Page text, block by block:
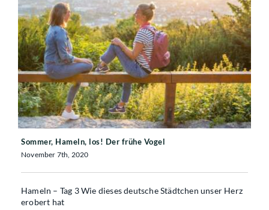
Sommer, Hameln, los! Der frühe Vogel
Sommer, Hameln, los! Der frühe Vogel
November 7th, 2020
Hameln – Tag 3 Wie dieses deutsche Städtchen unser Herz
erobert hat